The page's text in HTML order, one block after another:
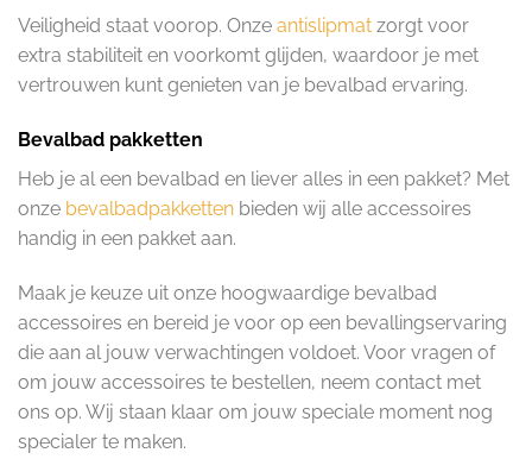
Veiligheid staat voorop. Onze antislipmat zorgt voor
extra stabiliteit en voorkomt glijden, waardoor je met
vertrouwen kunt genieten van je bevalbad ervaring.
Bevalbad pakketten
Heb je al een bevalbad en liever alles in een pakket? Met
onze bevalbadpakketten bieden wij alle accessoires
handig in een pakket aan.
Maak je keuze uit onze hoogwaardige bevalbad
accessoires en bereid je voor op een bevallingservaring
die aan al jouw verwachtingen voldoet. Voor vragen of
om jouw accessoires te bestellen, neem contact met
ons op. Wij staan klaar om jouw speciale moment nog
specialer te maken.